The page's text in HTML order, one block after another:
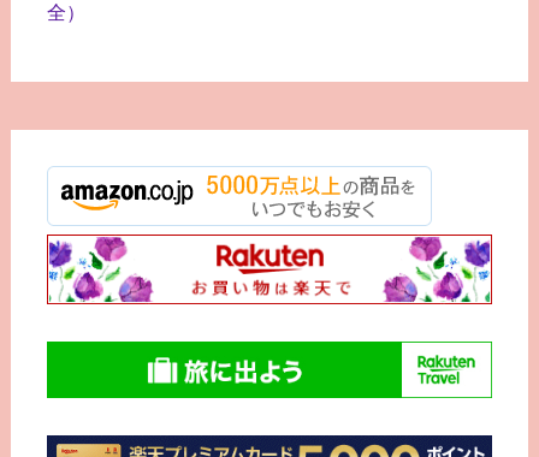
シ
全）